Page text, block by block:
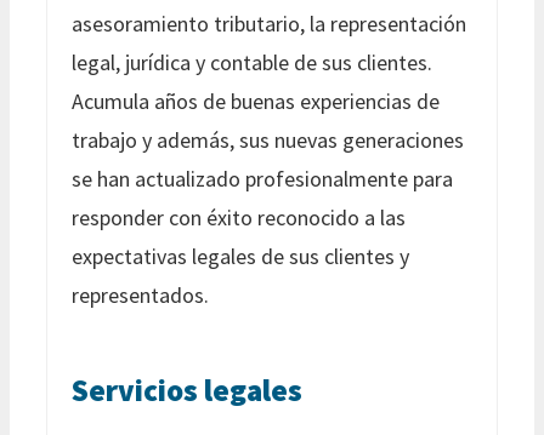
asesoramiento tributario, la representación
legal, jurídica y contable de sus clientes.
Acumula años de buenas experiencias de
trabajo y además, sus nuevas generaciones
se han actualizado profesionalmente para
responder con éxito reconocido a las
expectativas legales de sus clientes y
representados.
Servicios legales